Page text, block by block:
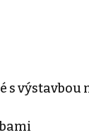
výstavbou